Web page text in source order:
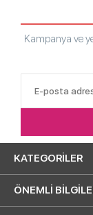
Kampanya ve
KATEGORILER
ÖNEMLI